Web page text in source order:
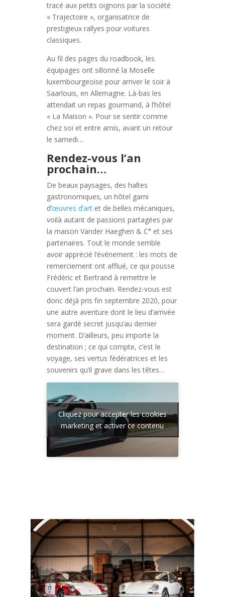
tracé aux petits oignons par la société
« Trajectoire », organisatrice de
prestigieux rallyes pour voitures
classiques.
Au fil des pages du roadbook, les
équipages ont sillonné la Moselle
luxembourgeoise pour arriver le soir à
Saarlouis, en Allemagne. Là-bas les
attendait un repas gourmand, à l’hôtel
« La Maison ». Pour se sentir comme
chez soi et entre amis, avant un retour
le samedi…
Rendez-vous l’an
prochain…
De beaux paysages, des haltes
gastronomiques, un hôtel garni
d’œuvres d’artet de belles mécaniques,
voilà autant de passions partagées par
la maison Vander Haeghen & C° et ses
partenaires. Tout le monde semble
avoir apprécié l’événement : les mots de
remerciement ont afflué, ce qui pousse
Frédéric et Bertrand à remettre le
couvert l’an prochain. Rendez-vous est
donc déjà pris fin septembre 2020, pour
une autre aventure dont le lieu d’arrivée
sera gardé secret jusqu’au dernier
moment. D’ailleurs, peu importe la
destination ; ce qui compte, c’est le
voyage, ses vertus fédératrices et les
souvenirs qu’il grave dans les têtes…
Cliquez pour accepter les cookies
marketing et activer ce contenu